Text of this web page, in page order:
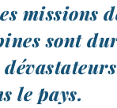
mis­sions
sont
le pays.